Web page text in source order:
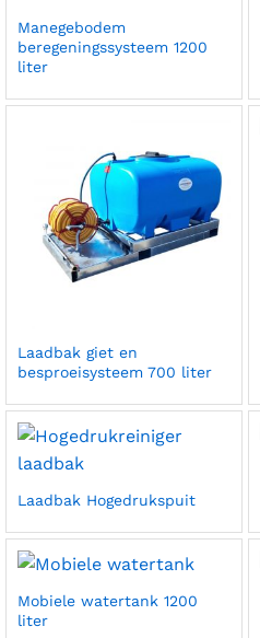
Manegebodem
beregeningssysteem 1200
liter
Laadbak giet en
besproeisysteem 700 liter
Laadbak Hogedrukspuit
Mobiele watertank 1200
liter